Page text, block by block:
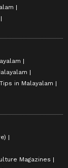
in Malayalam
Magazines